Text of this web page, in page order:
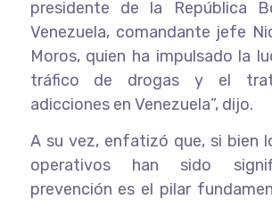
presidente de la República
Venezuela, comandante jefe
Moros, quien ha impulsado la
tráfico de drogas y el
adicciones en Venezuela”, dijo.
A su vez, enfatizó que, si bien
operativos han sido
prevención es el pilar